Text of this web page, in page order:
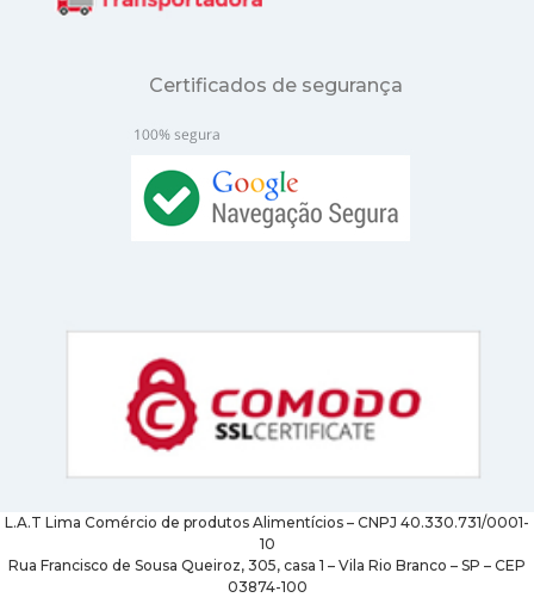
Certificados de segurança
L.A.T Lima Comércio de produtos Alimentícios – CNPJ 40.330.731/0001-
10
Rua Francisco de Sousa Queiroz, 305, casa 1 – Vila Rio Branco – SP – CEP
03874-100